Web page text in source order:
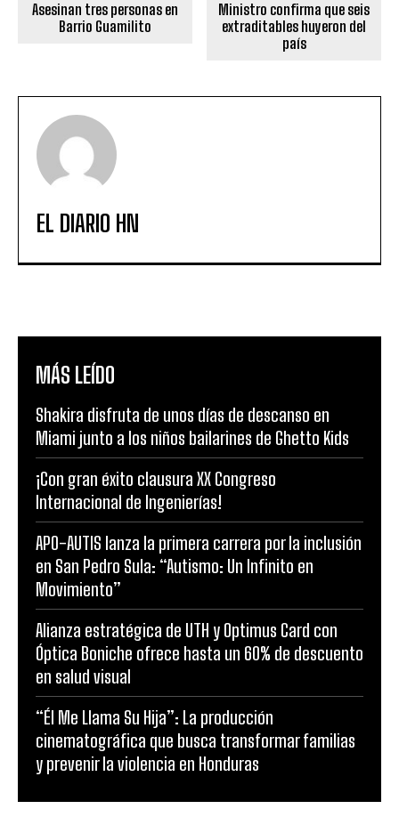
Asesinan tres personas en
Barrio Guamilito
Ministro confirma que seis
extraditables huyeron del
país
EL DIARIO HN
MÁS LEÍDO
Shakira disfruta de unos días de descanso en
Miami junto a los niños bailarines de Ghetto Kids
¡Con gran éxito clausura XX Congreso
Internacional de Ingenierías!
APO-AUTIS lanza la primera carrera por la inclusión
en San Pedro Sula: “Autismo: Un Infinito en
Movimiento”
Alianza estratégica de UTH y Optimus Card con
Óptica Boniche ofrece hasta un 60% de descuento
en salud visual
“Él Me Llama Su Hija”: La producción
cinematográfica que busca transformar familias
y prevenir la violencia en Honduras